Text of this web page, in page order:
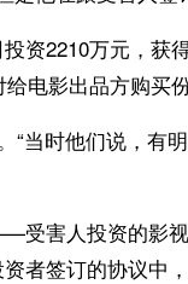
资2210万元，
电影出品方购买
当时他们说，
害人投资的影
者签订的协议中